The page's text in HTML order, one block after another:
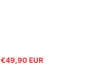
€49,90 EUR